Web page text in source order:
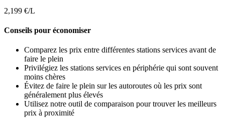
2,199 €/L
Conseils pour économiser
Comparez les prix entre différentes stations services avant de
faire le plein
Privilégiez les stations services en périphérie qui sont souvent
moins chères
Évitez de faire le plein sur les autoroutes où les prix sont
généralement plus élevés
Utilisez notre outil de comparaison pour trouver les meilleurs
prix à proximité